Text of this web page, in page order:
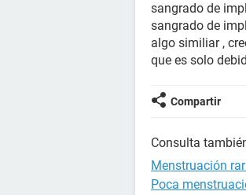
sangrado de
sangrado de
algo similiar ,
que es solo
Compartir
Consulta
Menstruación
Poca